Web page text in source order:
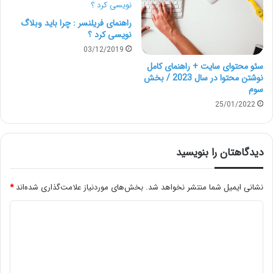
کسب‌وکار، کال تو اکشن، تبلیغات رسانه‌های اجتماعی،
سؤالات متداول بخشی از 60 ابزار این پلتفرم هستند.
سئو محتوای سایت + راهنمای کامل
نوشتن محتوا در سال 2023 / بخش
سوم
25/01/2022
راهنمای فریلنسر : چرا باید وبلاگ
نویسی کرد ؟
03/12/2019
دیدگاهتان را بنویسید
نشانی ایمیل شما منتشر نخواهد شد. بخش‌های موردنیاز علامت‌گذاری شده‌اند*